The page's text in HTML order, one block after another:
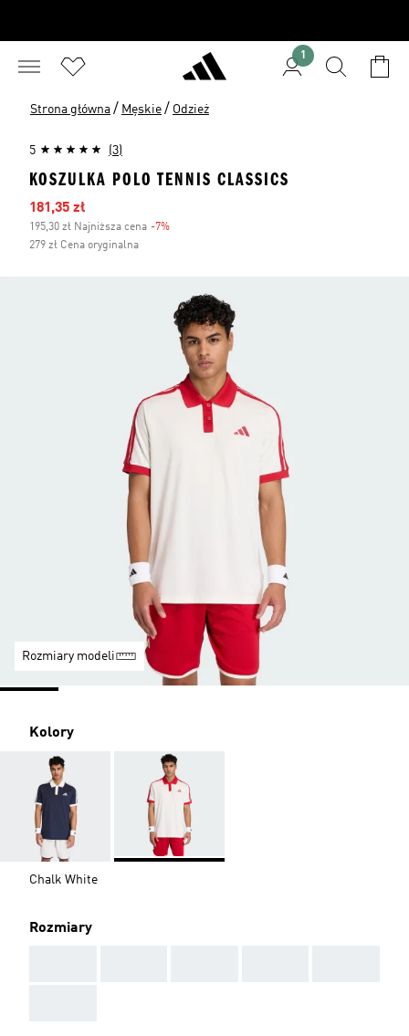
1
Strona główna / Męskie / Odzież
5 (3)
KOSZULKA POLO TENNIS CLASSICS
Ceny na wyprzedaży
181,35 zł
195,30 zł Najniższa cena -7%
279 zł Cena oryginalna
Rozmiary modeli
Kolory
Chalk White
Rozmiary